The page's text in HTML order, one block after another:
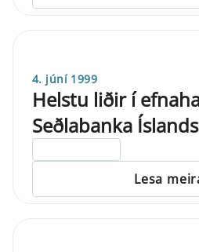
4. júní 1999
Helstu liðir í
Seðlabanka Íslands
Lesa